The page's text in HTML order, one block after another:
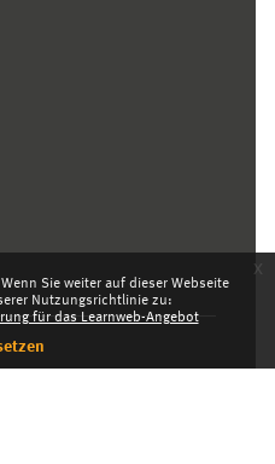
Sie weiter auf dieser Webseite
Nutzungsrichtlinie zu:
für das Learnweb-Angebot
x